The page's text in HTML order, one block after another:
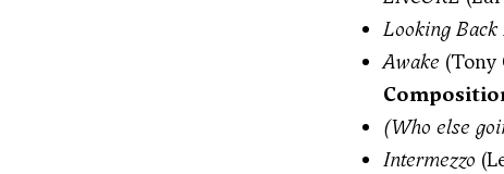
Looking Back
Awake (Tony
(Who else
Intermezzo